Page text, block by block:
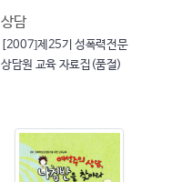
상담
[2007]제25기 성폭력전문
상담원 교육 자료집(품절)